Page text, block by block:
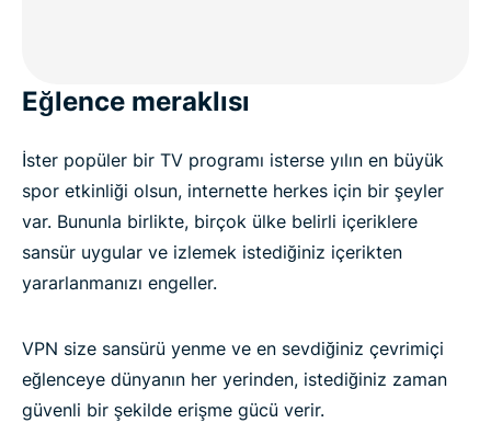
Eğlence meraklısı
İster popüler bir TV programı isterse yılın en büyük
spor etkinliği olsun, internette herkes için bir şeyler
var. Bununla birlikte, birçok ülke belirli içeriklere
sansür uygular ve izlemek istediğiniz içerikten
yararlanmanızı engeller.
VPN size sansürü yenme ve en sevdiğiniz çevrimiçi
eğlenceye dünyanın her yerinden, istediğiniz zaman
güvenli bir şekilde erişme gücü verir.